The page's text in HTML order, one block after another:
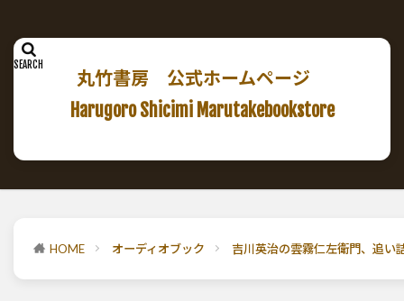
丸竹書房 公式ホームページ
Harugoro Shicimi Marutakebookstore
HOME オーディオブック 吉川英治の雲霧仁左衛門、追